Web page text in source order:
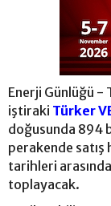
Enerji Günlüğü
iştiraki Türker
doğusunda 894
perakende
tarihleri
toplayacak.